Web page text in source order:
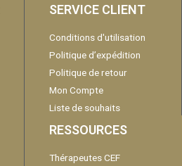
SERVICE CLIENT
Conditions d'utilisation
Politique d’expédition
Politique de retour
Mon Compte
Liste de souhaits
RESSOURCES
Thérapeutes CEF